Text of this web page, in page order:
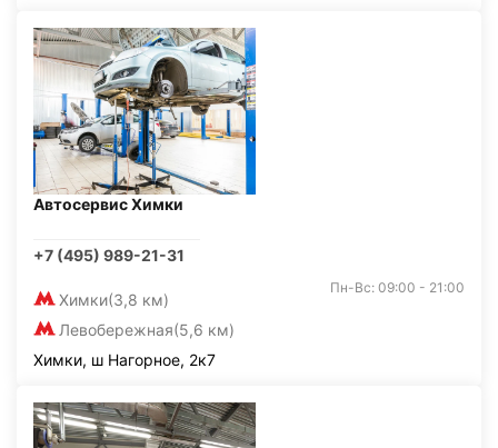
Автосервис Химки
+7 (495) 989-21-31
Химки(3,8 км)
Левобережная(5,6 км)
Пн-Вс: 09:00 - 21:00
Химки, ш Нагорное, 2к7